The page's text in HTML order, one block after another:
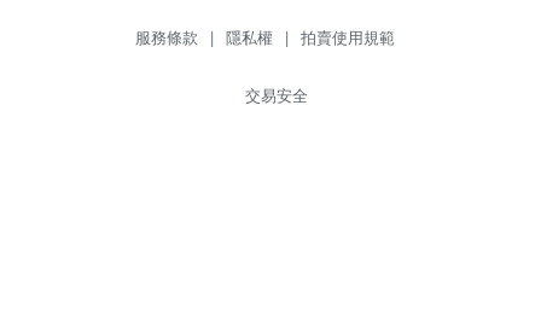
服務條款 | 隱私權 | 拍賣使用規範
交易安全